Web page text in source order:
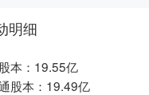
明细
本： 19.55亿
股本： 19.49亿